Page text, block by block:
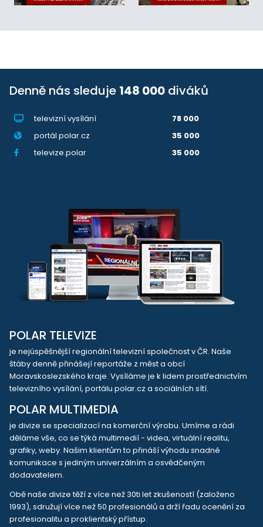
Denně nás sleduje 148 000 diváků
televizní vysílání
78 000
portál polar.cz
35 000
televize.polar
35 000
POLAR TELEVIZE
je nejúspěšnější regionální televizní společnost v ČR. Naše
štáby denně přinášejí reportáže z měst a obcí
Moravskoslezského kraje. Vysíláme je k lidem prostřednictvím
televizního vysílání, portálu polar.cz a sociálních sítí.
POLAR MULTIMEDIA
je divize se specializací na komerční výrobu. Umíme a rádi
děláme vše, co se týká multimedií - videa, virtuální realitu,
grafiky, weby. Našim klientům to přináší výhodu snadné
komunikace s jediným univerzálním a osvědčeným
dodavatelem.
Obě naše divize těží z více než 30ti let zkušeností (založeno
1993), sdružují více než 50 profesionálů a drží řadu ocenění za
profesionalitu a proklientský přístup.